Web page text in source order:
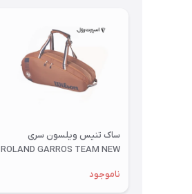
ساک تنیس ویلسون سری
ROLAND GARROS TEAM NEW
ناموجود